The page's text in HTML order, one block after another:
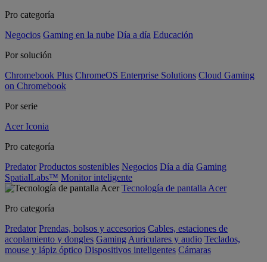
Pro categoría
Negocios Gaming en la nube Día a día Educación
Por solución
Chromebook Plus ChromeOS Enterprise Solutions Cloud Gaming
on Chromebook
Por serie
Acer Iconia
Pro categoría
Predator Productos sostenibles Negocios Día a día Gaming
SpatialLabs™ Monitor inteligente
Tecnología de pantalla Acer
Pro categoría
Predator Prendas, bolsos y accesorios Cables, estaciones de
acoplamiento y dongles Gaming Auriculares y audio Teclados,
mouse y lápiz óptico Dispositivos inteligentes Cámaras